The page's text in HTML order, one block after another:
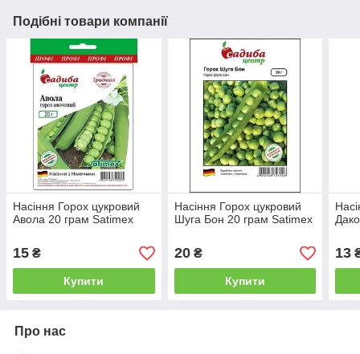
Подібні товари компанії
Насіння Горох цукровий
Авола 20 грам Satimex
15 ₴
Купити
Насіння Горох цукровий
Шуга Бон 20 грам Satimex
20₴
Купити
13
Про нас